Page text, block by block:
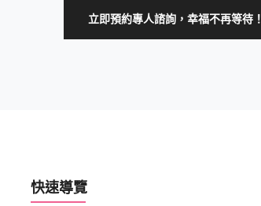
立即預約專人諮詢，幸福不再等待！
快速導覽